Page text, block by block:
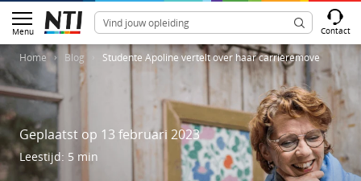
Menu Contact
Home Blog Studente Apoline vertelt over haar carrièremove
Geplaatst op 13 februari 2023
Leestijd: 5 min